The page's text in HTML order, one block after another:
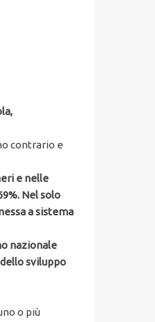
contrario e
e nelle
Nel solo
a sistema
nazionale
sviluppo
o più